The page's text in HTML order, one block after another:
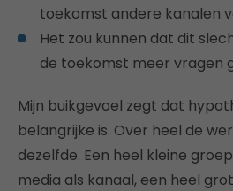
toekomst andere kanalen
Het zou kunnen dat dit
de toekomst meer vragen
Mijn buikgevoel zegt dat
belangrijke is. Over heel de
dezelfde. Een heel kleine
media als kanaal, een heel